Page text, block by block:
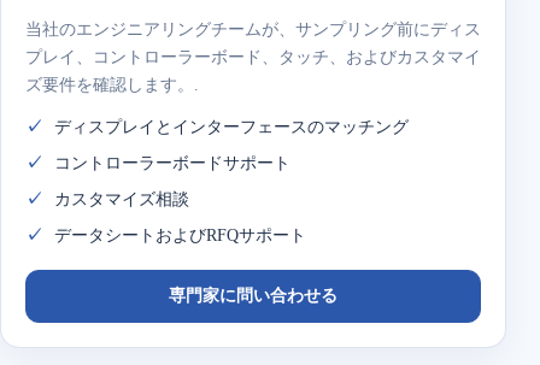
当社のエンジニアリングチームが、サンプリング前にディス
プレイ、コントローラーボード、タッチ、およびカスタマイ
ズ要件を確認します。.
ディスプレイとインターフェースのマッチング
コントローラーボードサポート
カスタマイズ相談
データシートおよびRFQサポート
専門家に問い合わせる